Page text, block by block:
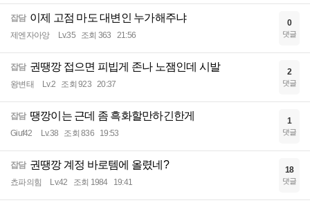
잡담 이제 고점 마도 대변인 누가해주냐
제엔자아앙 Lv.35 조회 363 21:56
0
댓글
잡담 권땡깡 접으면 피빕게 존나 노잼인데 시발
왕변태 Lv.2 조회 923 20:37
2
댓글
잡담 땡깡이는 근데 좀 흑화할만하긴한게
Giuf42 Lv.38 조회 836 19:53
1
댓글
잡담 권땡깡 계정 바로템에 올렸네?
쵸파의힘 Lv.42 조회 1984 19:41
18
댓글